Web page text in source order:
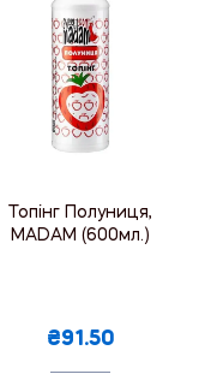
Топінг Полуниця,
MADAM (600мл.)
₴91.50